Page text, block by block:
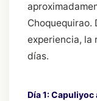
Choquequirao.
experiencia, la
días.
Día 1: